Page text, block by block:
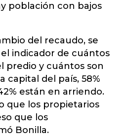
población con bajos
del recaudo, se
indicador de cuántos
predio y cuántos son
capital del país, 58%
están en arriendo.
que los propietarios
que los
Bonilla.